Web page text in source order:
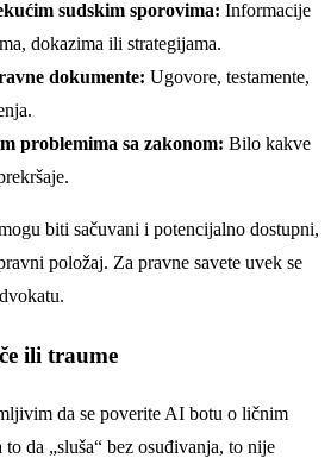
sudskim sporovima: Informacije
dokazima ili strategijama.
dokumente: Ugovore, testamente,
problemima sa zakonom: Bilo kakve
biti sačuvani i potencijalno dostupni,
položaj. Za pravne savete uvek se
ili traume
da se poverite AI botu o ličnim
da „sluša“ bez osuđivanja, to nije